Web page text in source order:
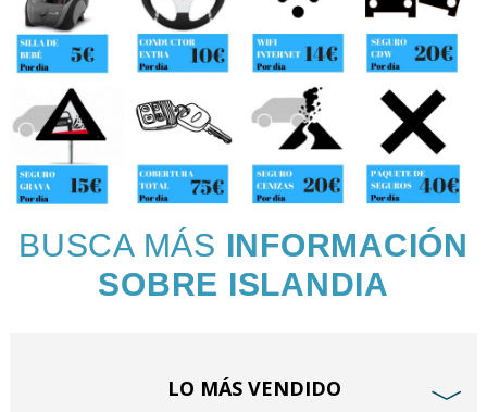
BUSCA MÁS INFORMACIÓN
SOBRE ISLANDIA
LO MÁS VENDIDO ﹀